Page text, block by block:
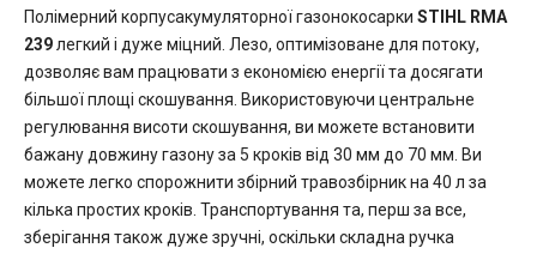
Полімерний корпусакумуляторної газонокосарки STIHL RMA
239легкий і дуже міцний. Лезо, оптимізоване для потоку,
дозволяє вам працювати з економією енергії та досягати
більшої площі скошування. Використовуючи центральне
регулювання висоти скошування, ви можете встановити
бажану довжину газону за 5 кроків від 30 мм до 70 мм. Ви
можете легко спорожнити збірний травозбірник на 40 л за
кілька простих кроків. Транспортування та, перш за все,
зберігання також дуже зручні, оскільки складна ручка